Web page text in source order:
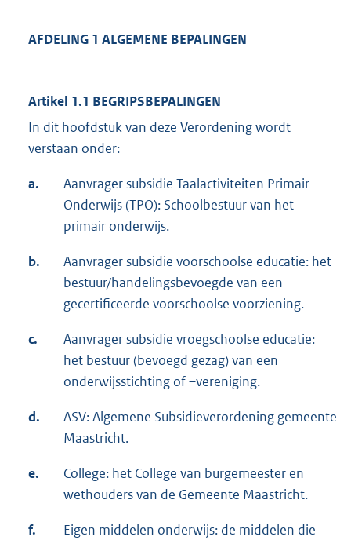
AFDELING 1 ALGEMENE BEPALINGEN
Artikel 1.1 BEGRIPSBEPALINGEN
In dit hoofdstuk van deze Verordening wordt
verstaan onder:
a.
Aanvrager subsidie Taalactiviteiten Primair
Onderwijs (TPO): Schoolbestuur van het
primair onderwijs.
b.
Aanvrager subsidie voorschoolse educatie: het
bestuur/handelingsbevoegde van een
gecertificeerde voorschoolse voorziening.
c.
Aanvrager subsidie vroegschoolse educatie:
het bestuur (bevoegd gezag) van een
onderwijsstichting of –vereniging.
d.
ASV: Algemene Subsidieverordening gemeente
Maastricht.
e.
College: het College van burgemeester en
wethouders van de Gemeente Maastricht.
f.
Eigen middelen onderwijs: de middelen die